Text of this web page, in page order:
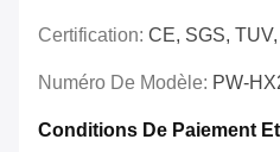
Certification: CE, SGS,
Numéro De Modèle: PW-
Conditions De Paiement